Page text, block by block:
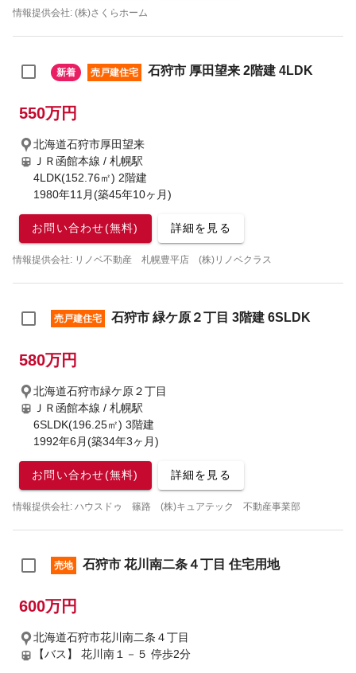
情報提供会社: (株)さくらホーム
新着 売戸建住宅 石狩市 厚田望来 2階建 4LDK
550万円
北海道石狩市厚田望来
ＪＲ函館本線 / 札幌駅
4LDK(152.76㎡) 2階建
1980年11月(築45年10ヶ月)
お問い合わせ(無料) 詳細を見る
情報提供会社: リノベ不動産 札幌豊平店 (株)リノベクラス
売戸建住宅 石狩市 緑ケ原２丁目 3階建 6SLDK
580万円
北海道石狩市緑ケ原２丁目
ＪＲ函館本線 / 札幌駅
6SLDK(196.25㎡) 3階建
1992年6月(築34年3ヶ月)
お問い合わせ(無料) 詳細を見る
情報提供会社: ハウスドゥ 篠路 (株)キュアテック 不動産事業部
売地 石狩市 花川南二条４丁目 住宅用地
600万円
北海道石狩市花川南二条４丁目
【バス】 花川南１－５ 停歩2分